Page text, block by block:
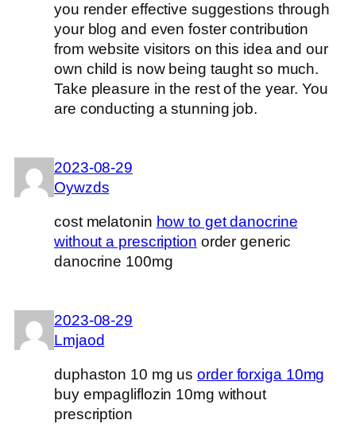
you render effective suggestions through
your blog and even foster contribution
from website visitors on this idea and our
own child is now being taught so much.
Take pleasure in the rest of the year. You
are conducting a stunning job.
2023-08-29
Oywzds
cost melatonin how to get danocrine
without a prescription order generic
danocrine 100mg
2023-08-29
Lmjaod
duphaston 10 mg usorder forxiga 10mg
buy empagliflozin 10mg without
prescription